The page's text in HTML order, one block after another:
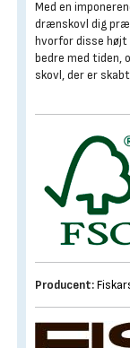
Med en
drænskovl dig
hvorfor disse
bedre med tiden,
skovl, der er
Producent: